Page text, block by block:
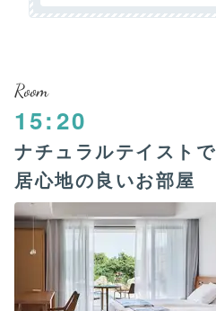
Room
15:20
ナチュラルテイストで
居心地の良いお部屋